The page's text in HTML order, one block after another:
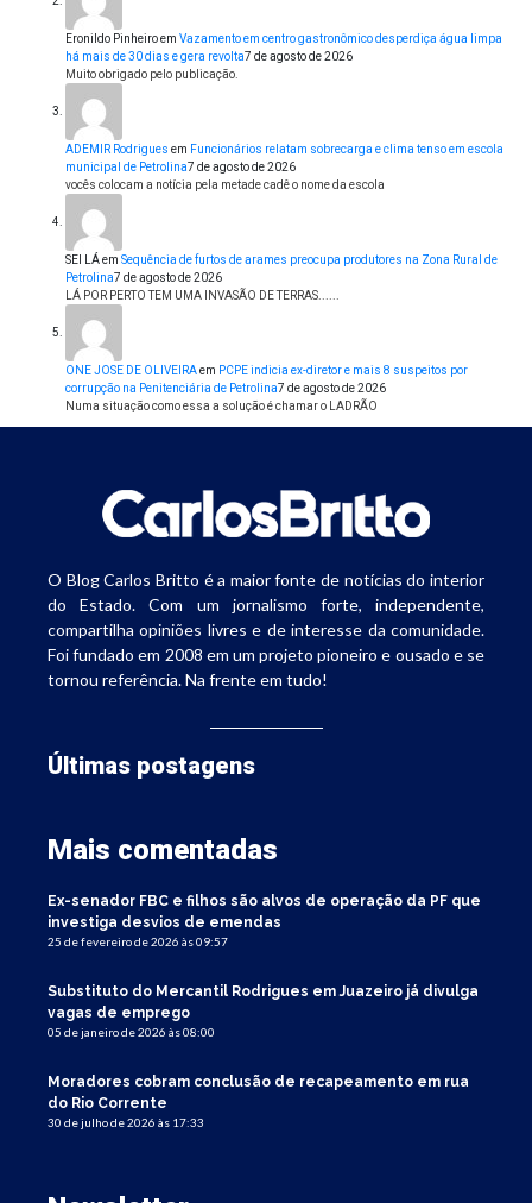
Eronildo Pinheiroem Vazamento em centro gastronômico desperdiça água limpa
há mais de 30 dias e gera revolta7 de agosto de 2026
Muito obrigado pelo publicação.
ADEMIR Rodrigues em Funcionários relatam sobrecarga e clima tenso em escola
municipal de Petrolina7 de agosto de 2026
vocês colocam a notícia pela metade cadê o nome da escola
SEI LÁem Sequência de furtos de arames preocupa produtores na Zona Rural de
Petrolina7 de agosto de 2026
LÁ POR PERTO TEM UMA INVASÃO DE TERRAS......
ONE JOSE DE OLIVEIRAem PCPE indicia ex-diretor e mais 8 suspeitos por
corrupção na Penitenciária de Petrolina7 de agosto de 2026
Numa situação como essa a solução é chamar o LADRÃO
O Blog Carlos Britto é a maior fonte de notícias do interior
do Estado. Com um jornalismo forte, independente,
compartilha opiniões livres e de interesse da comunidade.
Foi fundado em 2008 em um projeto pioneiro e ousado e se
tornou referência. Na frente em tudo!
Últimas postagens
Mais comentadas
Ex-senador FBC e filhos são alvos de operação da PF que
investiga desvios de emendas
25 de fevereiro de 2026 às 09:57
Substituto do Mercantil Rodrigues em Juazeiro já divulga
vagas de emprego
05 de janeiro de 2026 às 08:00
Moradores cobram conclusão de recapeamento em rua
do Rio Corrente
30 de julho de 2026 às 17:33